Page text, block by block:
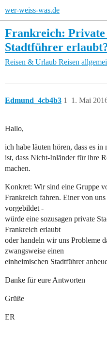
wer-weiss-was.de
Frankreich: Private
Stadtführer
Reisen & Urlaub Reisen
Edmund_4cb4b3 1. Mai
1
Hallo,
ich habe läuten hören, dass es
ist, dass Nicht-Inländer für ihre
machen.
Konkret: Wir sind eine Gruppe
Frankreich fahren. Einer von
vorgebildet -
würde eine sozusagen private
Frankreich erlaubt
oder handeln wir uns Probleme
zwangsweise einen
einheimischen Stadtführer
Danke für eure Antworten
Grüße
ER